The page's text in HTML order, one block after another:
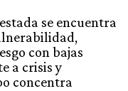
se encuentra
con bajas
a crisis y
concentra